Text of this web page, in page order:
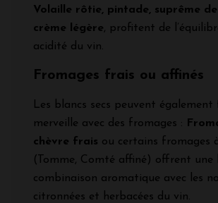
Volaille rôtie, pintade, suprême
crème légère, profitent de
acidité du vin.
Fromages frais ou affinés
Les blancs secs peuvent également
merveille avec des fromages :
chèvre frais ou certains fromages
(Tomme, Comté affiné) offrent une
combinaison aromatique avec les
citronnées et herbacées du vin.